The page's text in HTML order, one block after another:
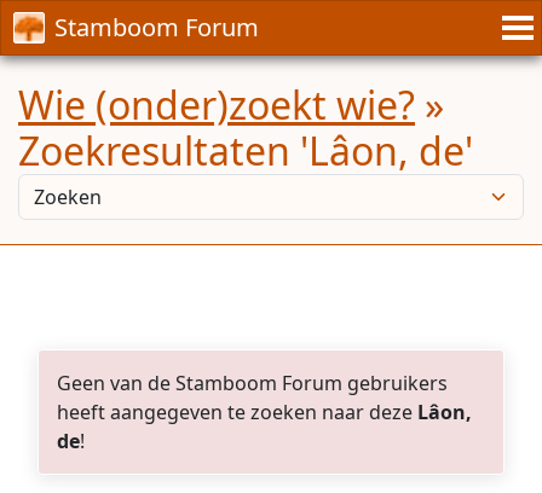
Stamboom Forum
Wie (onder)zoekt wie? »
Zoekresultaten 'Lâon, de'
Geen van de Stamboom Forum gebruikers
heeft aangegeven te zoeken naar deze Lâon,
de!